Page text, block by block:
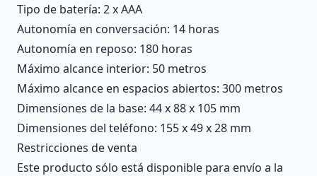
Tipo de batería: 2 x AAA
Autonomía en conversación: 14 horas
Autonomía en reposo: 180 horas
Máximo alcance interior: 50 metros
Máximo alcance en espacios abiertos: 300 metros
Dimensiones de la base: 44 x 88 x 105 mm
Dimensiones del teléfono: 155 x 49 x 28 mm
Restricciones de venta
Este producto sólo está disponible para envío a la